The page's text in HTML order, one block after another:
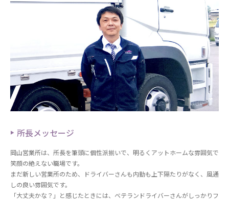
所長メッセージ
岡山営業所は、所長を筆頭に個性派揃いで、明るくアットホームな雰囲気で
笑顔の絶えない職場です。
まだ新しい営業所のため、ドライバーさんも内勤も上下隔たりがなく、風通
しの良い雰囲気です。
「大丈夫かな？」と感じたときには、ベテランドライバーさんがしっかりフ